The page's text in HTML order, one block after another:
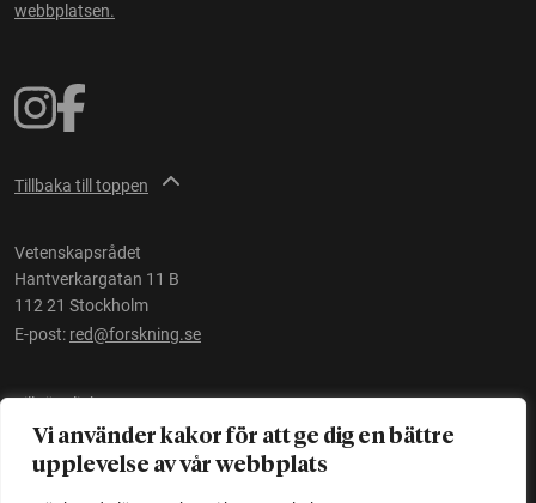
Vi använder kakor för att ge dig en bättre
upplevelse av vår webbplats
webbplatsen.
Tillbaka till toppen
Vetenskapsrådet
Hantverkargatan 11 B
112 21 Stockholm
E-post: red@forskning.se
Tillgänglighet
Ett initiativ avVetenskapsrådet